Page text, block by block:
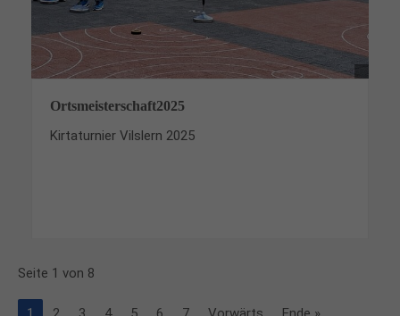
Ortsmeisterschaft2025
Kirtaturnier Vilslern 2025
Seite 1 von 8